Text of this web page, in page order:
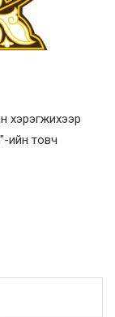
хэрэгжихээр
ийн товч